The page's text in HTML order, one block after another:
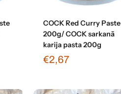
COCK Red Curry Paste
200g/ COCK sarkanā
karija pasta 200g
€2,67